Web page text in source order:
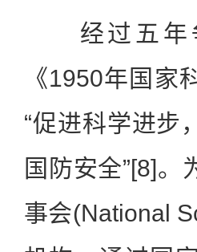
经过五年争
《1950年国家
“促进科学进步
国防安全”[8]
事会(National